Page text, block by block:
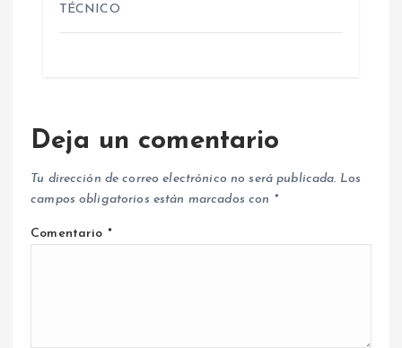
TÉCNICO
Deja un comentario
Tu dirección de correo electrónico no será publicada. Los
campos obligatorios están marcados con *
Comentario *